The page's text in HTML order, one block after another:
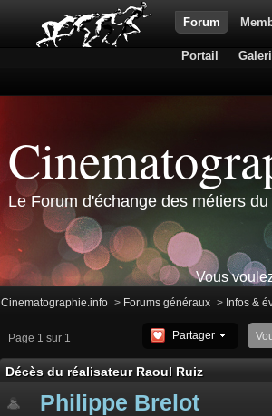
Forum
Portail
Le Forum d'échange des métiers
Vous
Cinematographie.info > Forums généraux > Infos &
Page 1 sur 1 Partager
Décès du réalisateur Raoul Ruiz
Philippe Brelot